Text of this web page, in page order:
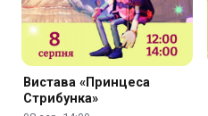
Вистава «Принцеса
Стрибунка»